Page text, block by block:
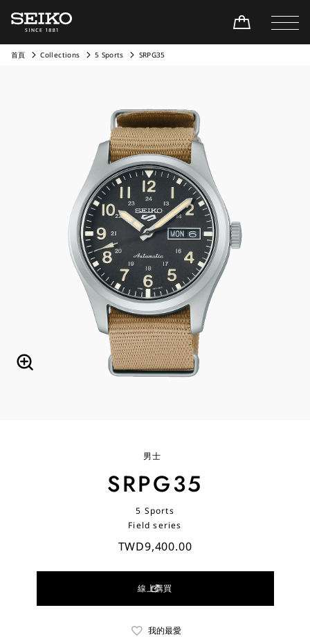
首頁 Collections 5 Sports SRPG35
男士
SRPG35
5 Sports
Field series
TWD9,400.00
線上購買
我的最愛